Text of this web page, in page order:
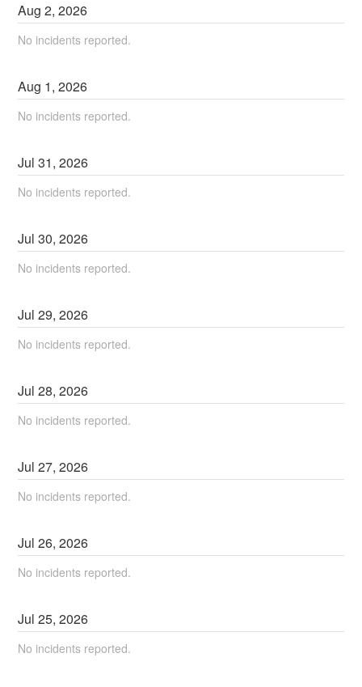
Aug2,2026
No incidents reported.
Aug 1,2026
No incidents reported.
Jul31,2026
No incidents reported.
Jul30,2026
No incidents reported.
Jul29,2026
No incidents reported.
Jul28,2026
No incidents reported.
Jul27,2026
No incidents reported.
Jul26,2026
No incidents reported.
Jul25,2026
No incidents reported.